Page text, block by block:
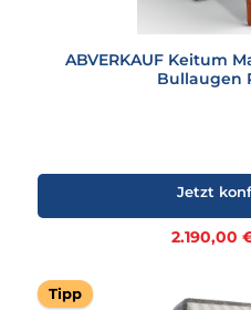
ABVERKAUF Keitum
Bullaugen
2.190,00
Jetzt
Tipp